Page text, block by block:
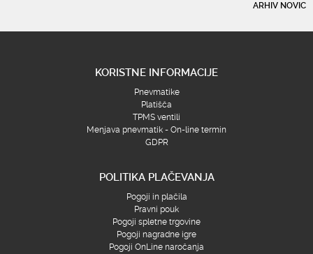
ARHIV NOVIC
KORISTNE INFORMACIJE
Pnevmatike
Platišča
TPMS ventili
Menjava pnevmatik - On-line termin
GDPR
POLITIKA PLAČEVANJA
Pogoji in plačila
Pravni pouk
Pogoji spletne trgovine
Pogoji nagradne igre
Pogoji OnLine naročanja